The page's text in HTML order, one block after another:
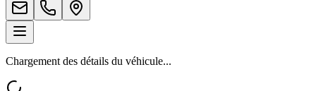
Chargement des détails du véhicule...